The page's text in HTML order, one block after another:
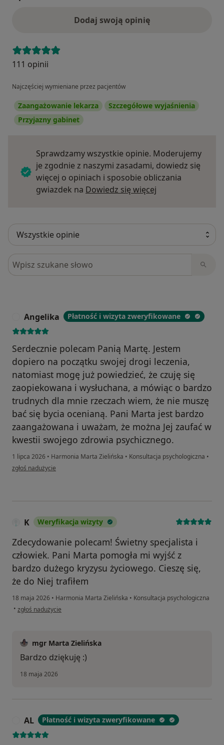
Dodaj swoją opinię
111 opinii
Najczęściej wymieniane przez pacjentów
Zaangażowanie lekarza
Szczegółowe wyjaśnienia
Przyjazny gabinet
Sprawdzamy wszystkie opinie. Moderujemy
je zgodnie z naszymi zasadami, dowiedz się
więcej o opiniach i sposobie obliczania
gwiazdek na Dowiedz się więcej
Szukaj w opiniach
Angelika Płatność i wizyta zweryfikowane
Serdecznie polecam Panią Martę. Jestem
dopiero na początku swojej drogi leczenia,
natomiast mogę już powiedzieć, że czuję się
zaopiekowana i wysłuchana, a mówiąc o bardzo
trudnych dla mnie rzeczach wiem, że nie muszę
bać się bycia ocenianą. Pani Marta jest bardzo
zaangażowana i uważam, że można Jej zaufać w
kwestii swojego zdrowia psychicznego.
1 lipca 2026 • Harmonia Marta Zielińska • Konsultacja psychologiczna •
w opinii użytkownika Angelika
zgłoś nadużycie
K Weryfikacja wizyty
Zdecydowanie polecam! Świetny specjalista i
człowiek. Pani Marta pomogła mi wyjść z
bardzo dużego kryzysu życiowego. Cieszę się,
że do Niej trafiłem
18 maja 2026 • Harmonia Marta Zielińska • Konsultacja psychologiczna
• w opinii użytkownika K
zgłoś nadużycie
mgr Marta Zielińska
Bardzo dziękuję :)
18 maja 2026
AL Płatność i wizyta zweryfikowane